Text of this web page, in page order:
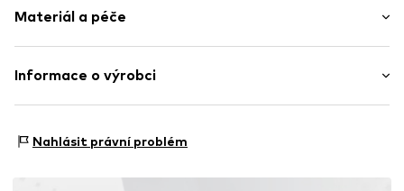
Materiál a péče
Materiál: 100% Polyester - PES (recyklovaný)
Informace o výrobci
3542AD Utecht
Nahlásit právní problém